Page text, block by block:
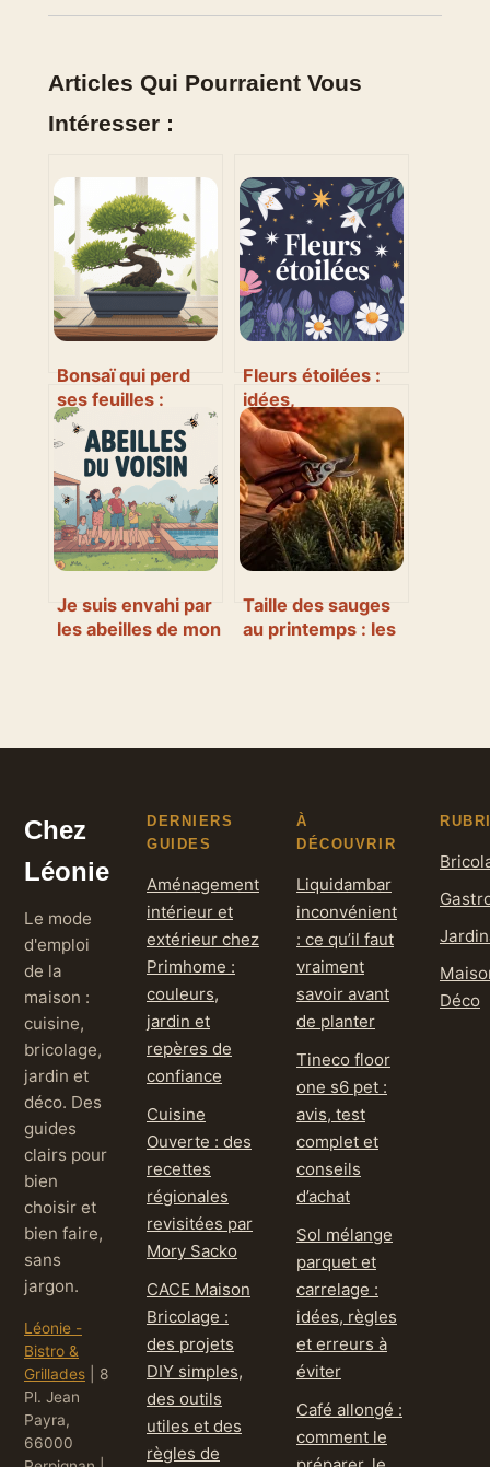
Articles Qui Pourraient Vous
Intéresser :
Bonsaï qui perd
ses feuilles :
causes, solutions
et gestes
d’urgence
Fleurs étoilées :
idées,
significations et
conseils pour bien
les choisir
Je suis envahi par
les abeilles de mon
Taille des sauges
au printemps : les
Chez
Léonie
Le mode
d'emploi
de la
maison :
cuisine,
bricolage,
jardin et
déco. Des
guides
clairs pour
bien
choisir et
bien faire,
sans
jargon.
Léonie -
Bistro &
Grillades
8
Pl. Jean
Payra,
66000
DERNIERS
GUIDES
Aménagement
intérieur et
extérieur chez
Primhome :
couleurs,
jardin et
repères de
confiance
Cuisine
Ouverte : des
recettes
régionales
revisitées par
Mory Sacko
CACE Maison
Bricolage :
des projets
DIY simples,
des outils
utiles et des
règles de
À
DÉCOUVRIR
Liquidambar
inconvénient
: ce qu’il faut
vraiment
savoir avant
de planter
Tineco floor
one s6 pet :
avis, test
complet et
conseils
d’achat
Sol mélange
parquet et
carrelage :
idées, règles
et erreurs à
éviter
Café allongé :
comment le
Déco